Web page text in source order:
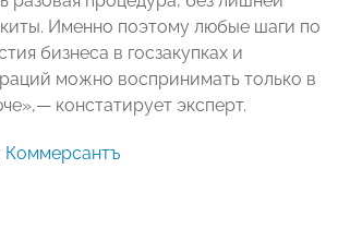
Именно поэтому любые шаги по
бизнеса в госзакупках и
можно воспринимать только в
констатирует эксперт.
Коммерсантъ